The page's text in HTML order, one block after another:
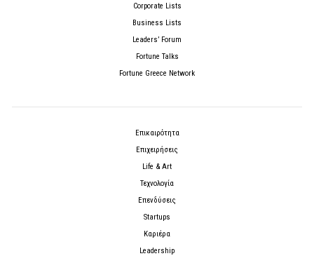
Corporate Lists
Business Lists
Leaders’ Forum
Fortune Talks
Fortune Greece Network
Επικαιρότητα
Επιχειρήσεις
Life & Art
Τεχνολογία
Επενδύσεις
Startups
Καριέρα
Leadership